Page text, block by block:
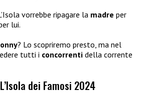
vorrebbe ripagare la madre per
lui.
? Lo scopriremo presto, ma nel
tutti i concorrenti della corrente
dei Famosi 2024